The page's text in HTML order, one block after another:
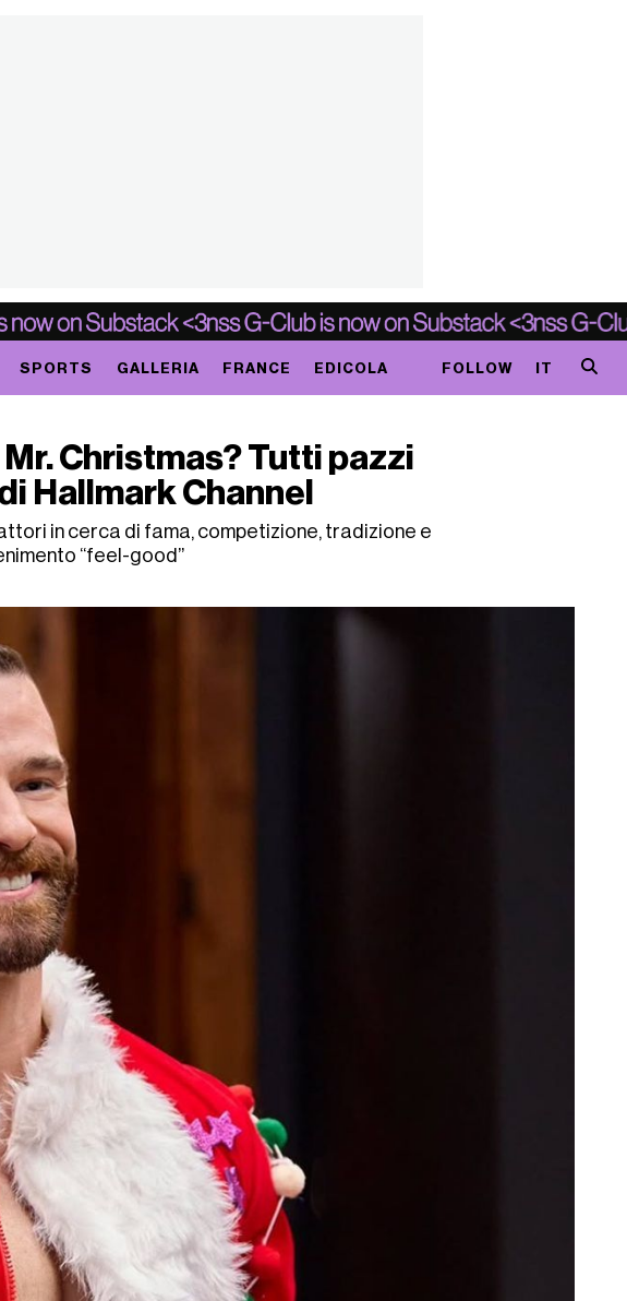
SPORTS GALLERIA FRANCE EDICOLA FOLLOW IT
Christmas? Tutti pazzi
Hallmark Channel
in cerca di fama, competizione, tradizione e
“feel-good”